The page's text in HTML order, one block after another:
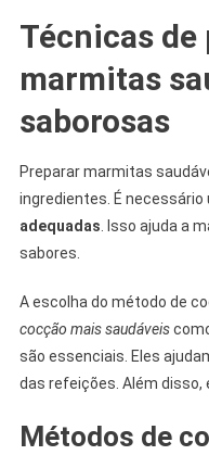
Técnicas de
marmitas
saborosas
Preparar marmitas
ingredientes. É necessário
adequadas. Isso ajuda a
sabores.
A escolha do método de
cocção mais saudáveis
são essenciais. Eles
das refeições. Além disso,
Métodos de